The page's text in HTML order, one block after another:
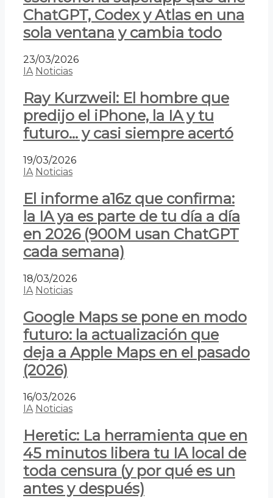
ChatGPT, Codex y Atlas en una
sola ventana y cambia todo
23/03/2026
IA Noticias
Ray Kurzweil: El hombre que
predijo el iPhone, la IA y tu
futuro… y casi siempre acertó
19/03/2026
IA Noticias
El informe a16z que confirma:
la IA ya es parte de tu día a día
en 2026 (900M usan ChatGPT
cada semana)
18/03/2026
IA Noticias
Google Maps se pone en modo
futuro: la actualización que
deja a Apple Maps en el pasado
(2026)
16/03/2026
IA Noticias
Heretic: La herramienta que en
45 minutos libera tu IA local de
toda censura (y por qué es un
antes y después)